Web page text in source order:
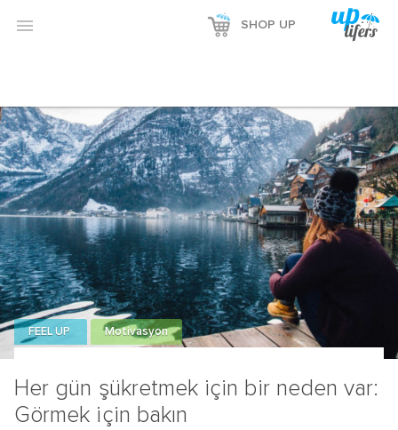
 SHOP UP
Her gün şükretmek için bir neden var:
Görmek için bakın
FEEL UP Motivasyon